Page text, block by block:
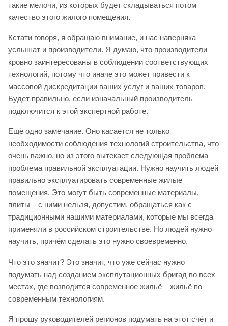
такие мелочи, из которых будет складываться потом
качество этого жилого помещения.
Кстати говоря, я обращаю внимание, и нас наверняка
услышат и производители. Я думаю, что производители
кровно заинтересованы в соблюдении соответствующих
технологий, потому что иначе это может привести к
массовой дискредитации ваших услуг и ваших товаров.
Будет правильно, если изначальный производитель
подключится к этой экспертной работе.
Ещё одно замечание. Оно касается не только
необходимости соблюдения технологий строительства, что
очень важно, но из этого вытекает следующая проблема –
проблема правильной эксплуатации. Нужно научить людей
правильно эксплуатировать современные жилые
помещения. Это могут быть современные материалы,
плиты – с ними нельзя, допустим, обращаться как с
традиционными нашими материалами, которые мы всегда
применяли в российском строительстве. Но людей нужно
научить, причём сделать это нужно своевременно.
Что это значит? Это значит, что уже сейчас нужно
подумать над созданием эксплутационных бригад во всех
местах, где возводится современное жильё – жильё по
современным технологиям.
Я прошу руководителей регионов подумать на этот счёт и